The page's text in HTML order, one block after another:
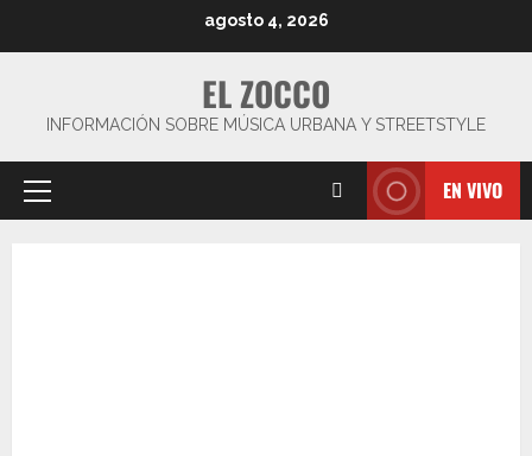
agosto 4, 2026
EL ZOCCO
INFORMACIÓN SOBRE MÚSICA URBANA Y STREETSTYLE
Menú
EN VIVO